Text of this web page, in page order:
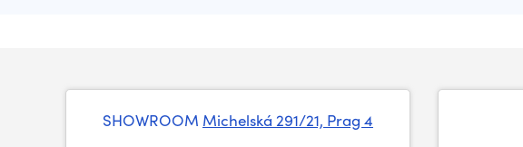
SHOWROOM Michelská 291/21, Prag 4